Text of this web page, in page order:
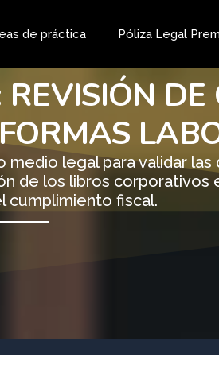
de práctica Póliza Legal
DE
medio legal para validar las
de los libros corporativos
cumplimiento fiscal.